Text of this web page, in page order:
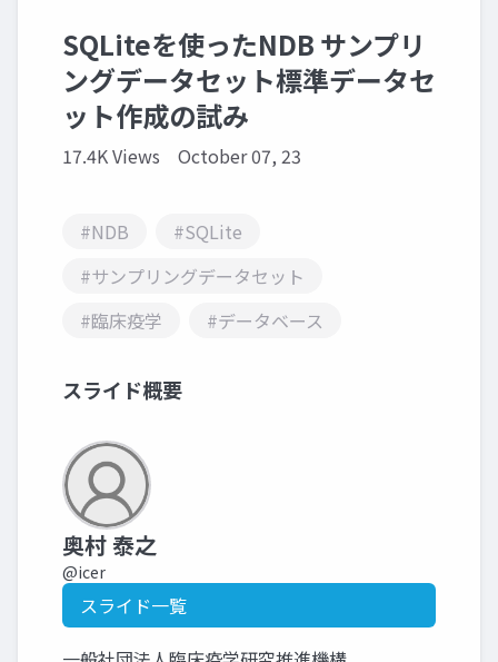
SQLiteを使ったNDB サンプリ
ングデータセット標準データセ
ット作成の試み
17.4K Views October 07, 23
#NDB
#SQLite
#サンプリングデータセット
#臨床疫学
#データベース
スライド概要
奥村 泰之
@icer
スライド一覧